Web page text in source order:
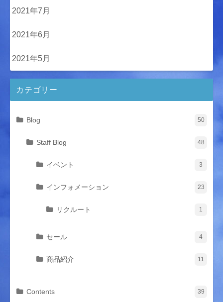
2021年7月
2021年6月
2021年5月
カテゴリー
Blog 50
Staff Blog 48
イベント 3
インフォメーション 23
リクルート 1
セール 4
商品紹介 11
Contents 39